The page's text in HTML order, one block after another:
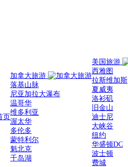
页
加拿大旅游
落基山脉
尼亚加拉大瀑布
温哥华
维多利亚
渥太华
多伦多
蒙特利尔
魁北克
千岛湖
美国旅游
西雅图
拉斯维加斯
夏威夷
洛衫矶
旧金山
迪士尼
大峡谷
纽约
华盛顿DC
波士顿
费城